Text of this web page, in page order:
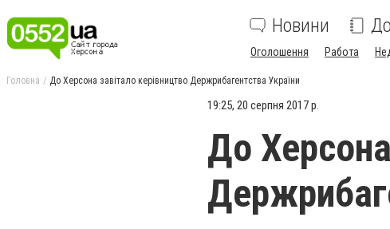
Новини
Оголошення Работа
Головна До Херсона завітало керівництво Держрибагентства України
19:25, 20 серпня 2017 р.
До